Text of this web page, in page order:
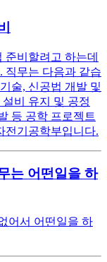
비할려고 하는데
직무는 다음과 같습
술, 신공법 개발 및
비 유지 및 공정
등 공학 프로젝트
전기공학부입니다.
는 어떤일을 하
어서 어떤일을 하